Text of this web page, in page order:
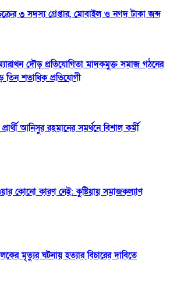
৩ সদস্য গ্রেপ্তার, মোবাইল ও নগদ টাকা জব্দ
দৌড় প্রতিযোগিতা মাদকমুক্ত সমাজ গঠনের
তিন শতাধিক প্রতিযোগী
আনিসুর রহমানের সমর্থনে বিশাল কর্মী
কোনো কারণ নেই: কুষ্টিয়ায় সমাজকল্যাণ
মৃত্যুর ঘটনায় হত্যার বিচারের দাবিতে